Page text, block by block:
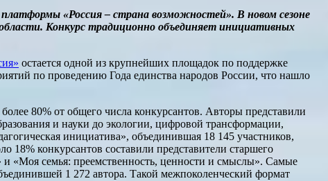
«Россия – страна возможностей». В новом сезоне
Конкурс традиционно объединяет инициативных
остается одной из крупнейших площадок по поддержке
по проведению Года единства народов России, что нашло
80% от общего числа конкурсантов. Авторы представили
и науки до экологии, цифровой трансформации,
инициатива», объединившая 18 145 участников,
конкурсантов составили представители старшего
и «Моя семья: преемственность, ценности и смыслы». Самые
1 272 автора. Такой межпоколенческий формат